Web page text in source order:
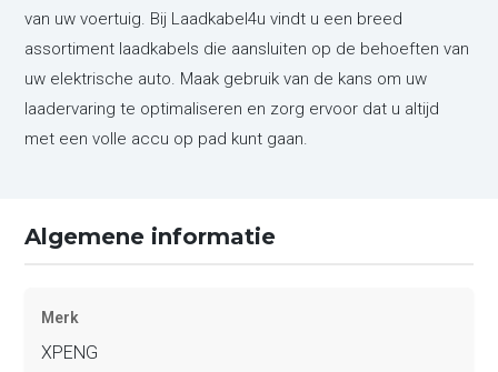
van uw voertuig. Bij Laadkabel4u vindt u een breed
assortiment laadkabels die aansluiten op de behoeften van
uw elektrische auto. Maak gebruik van de kans om uw
laadervaring te optimaliseren en zorg ervoor dat u altijd
met een volle accu op pad kunt gaan.
Algemene informatie
Merk
XPENG